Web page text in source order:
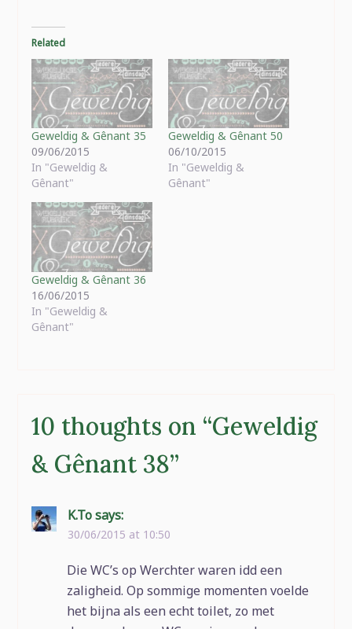
Related
Geweldig & Gênant 35
09/06/2015
In "Geweldig &
Gênant"
Geweldig & Gênant 50
06/10/2015
In "Geweldig &
Gênant"
Geweldig & Gênant 36
16/06/2015
In "Geweldig &
Gênant"
10 thoughts on “Geweldig
& Gênant 38”
K.To says:
30/06/2015 at 10:50
Die WC’s op Werchter waren idd een
zaligheid. Op sommige momenten voelde
het bijna als een echt toilet, zo met